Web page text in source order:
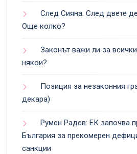
След Сияна. След двете
Още колко?
Законът важи ли за
някои?
Позиция за незаконния
декара)
Румен Радев: ЕК започва
България за прекомерен
санкции